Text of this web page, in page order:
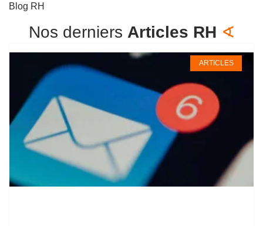
Blog RH
Nos derniers Articles RH ∢
ARTICLES